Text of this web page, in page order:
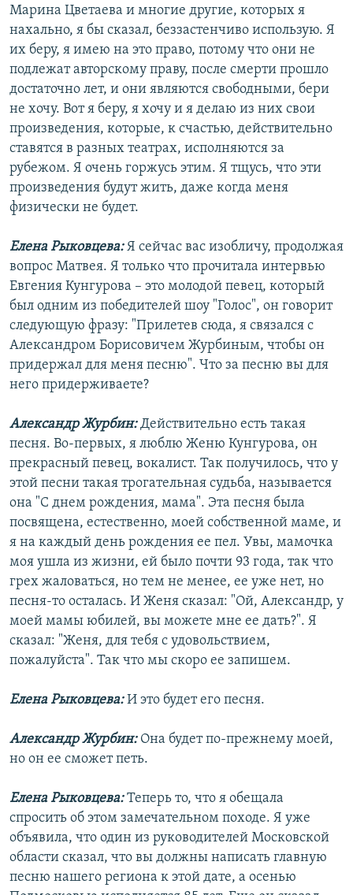
Марина Цветаева и многие другие, которых я
нахально, я бы сказал, беззастенчиво использую. Я
их беру, я имею на это право, потому что они не
подлежат авторскому праву, после смерти прошло
достаточно лет, и они являются свободными, бери
не хочу. Вот я беру, я хочу и я делаю из них свои
произведения, которые, к счастью, действительно
ставятся в разных театрах, исполняются за
рубежом. Я очень горжусь этим. Я тщусь, что эти
произведения будут жить, даже когда меня
физически не будет.
Елена Рыковцева:Я сейчас вас изобличу, продолжая
вопрос Матвея. Я только что прочитала интервью
Евгения Кунгурова – это молодой певец, который
был одним из победителей шоу "Голос", он говорит
следующую фразу: "Прилетев сюда, я связался с
Александром Борисовичем Журбиным, чтобы он
придержал для меня песню". Что за песню вы для
него придерживаете?
Александр Журбин:Действительно есть такая
песня. Во-первых, я люблю Женю Кунгурова, он
прекрасный певец, вокалист. Так получилось, что у
этой песни такая трогательная судьба, называется
она "С днем рождения, мама". Эта песня была
посвящена, естественно, моей собственной маме, и
я на каждый день рождения ее пел. Увы, мамочка
моя ушла из жизни, ей было почти 93 года, так что
грех жаловаться, но тем не менее, ее уже нет, но
песня-то осталась. И Женя сказал: "Ой, Александр, у
моей мамы юбилей, вы можете мне ее дать?". Я
сказал: "Женя, для тебя с удовольствием,
пожалуйста". Так что мы скоро ее запишем.
Елена Рыковцева:И это будет его песня.
Александр Журбин: Она будет по-прежнему моей,
но он ее сможет петь.
Елена Рыковцева:Теперь то, что я обещала
спросить об этом замечательном походе. Я уже
объявила, что один из руководителей Московской
области сказал, что вы должны написать главную
песню нашего региона к этой дате, а осенью